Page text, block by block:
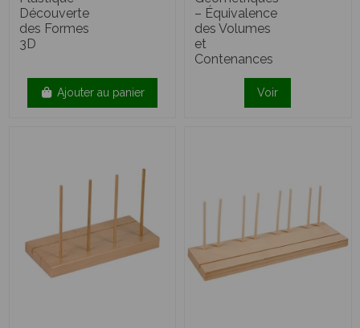
Découverte
des Formes
3D
Ajouter au panier
– Équivalence
des Volumes
et
Contenances
Voir